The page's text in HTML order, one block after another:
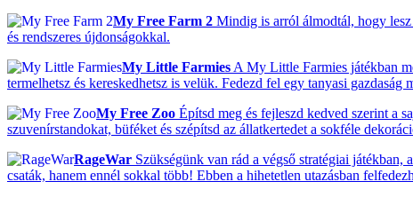
My Free Farm 2 Mindig is arról álmodtál, hogy
és rendszeres újdonságokkal.
My Little Farmies A My Little Farmies játékban
termelhetsz és kereskedhetsz is velük. Fedezd fel egy tanyasi gazdaság
My Free Zoo Építsd meg és fejleszd kedved szerint a
szuvenírstandokat, büféket és szépítsd az állatkertedet a sokféle
RageWar Szükségünk van rád a végső stratégiai
csaták, hanem ennél sokkal több! Ebben a hihetetlen utazásban